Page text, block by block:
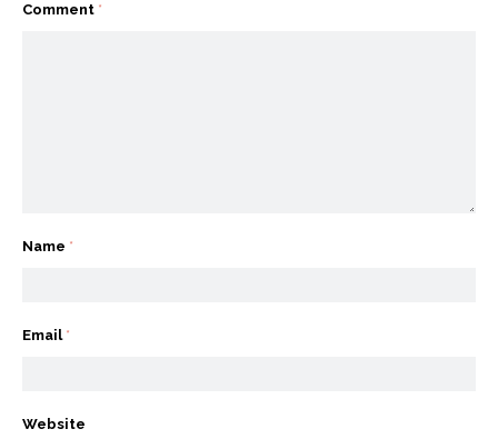
Comment *
Name *
Email *
Website